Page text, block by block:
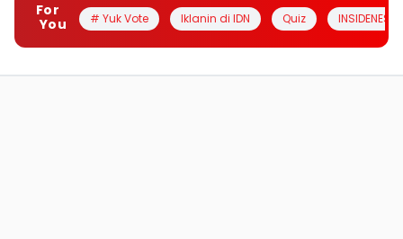
For
You
# Yuk Vote Iklanin di IDN Quiz INSIDENESIA